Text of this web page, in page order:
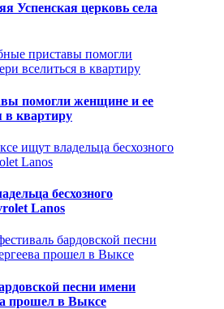
Успенская церковь села
помогли женщине и ее
в квартиру
бесхозного
Lanos
песни имени
прошел в Выксе